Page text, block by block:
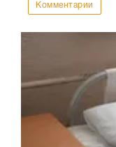
Комментарии